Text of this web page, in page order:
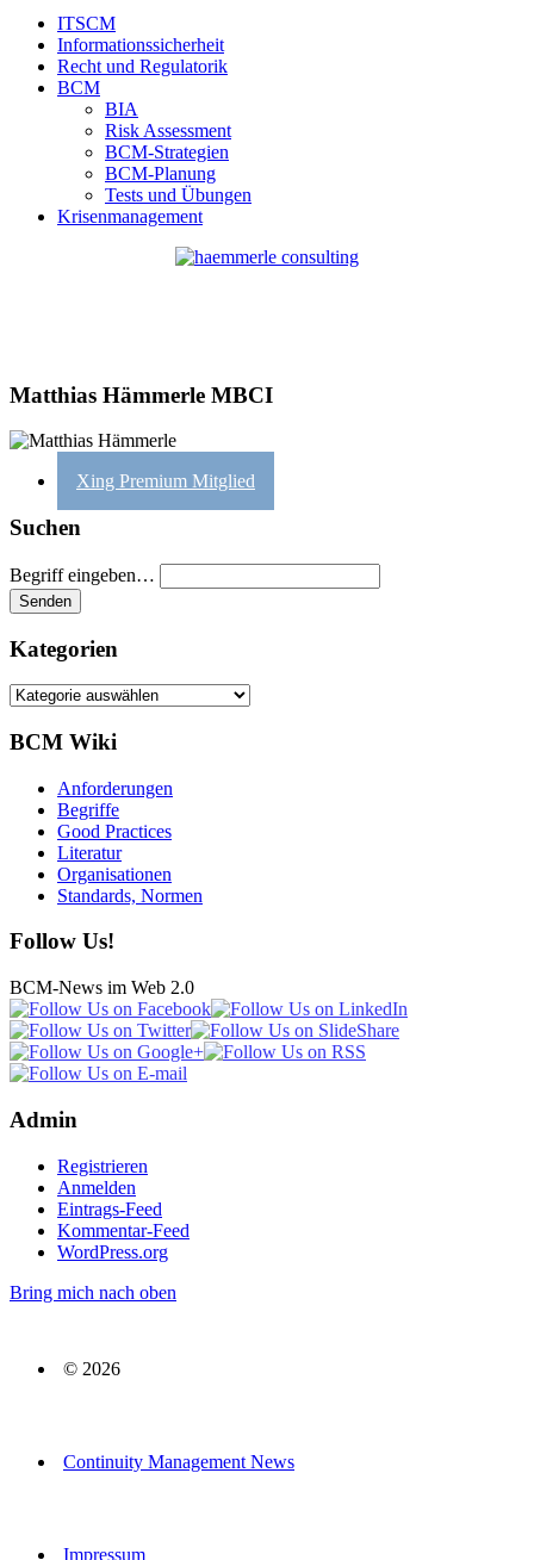
ITSCM
Informationssicherheit
Recht und Regulatorik
BCM
BIA
Risk Assessment
BCM-Strategien
BCM-Planung
Tests und Übungen
Krisenmanagement
Matthias Hämmerle MBCI
Xing Premium Mitglied
Suchen
Begriff eingeben…
Kategorien
Kategorien
BCM Wiki
Anforderungen
Begriffe
Good Practices
Literatur
Organisationen
Standards, Normen
Follow Us!
BCM-News im Web 2.0
Admin
Registrieren
Anmelden
Eintrags-Feed
Kommentar-Feed
WordPress.org
Bring mich nach oben
© 2026
Continuity Management News
Impressum